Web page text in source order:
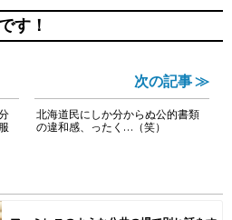
す！
次の記事 ≫
北海道民にしか分からぬ公的書類
の違和感、ったく…（笑）